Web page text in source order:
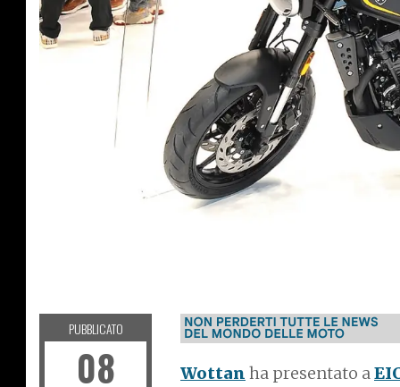
Wottan ha presentato a
PUBBLICATO
08